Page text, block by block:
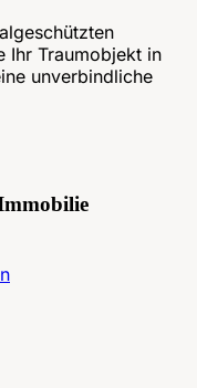
Ihr Traumobjekt in
unverbindliche